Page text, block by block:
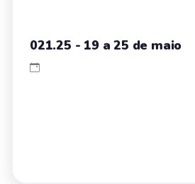
021.25 - 19 a 25 de maio